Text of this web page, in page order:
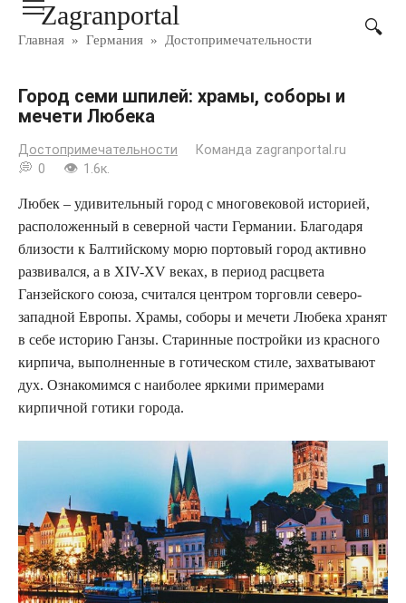
ПерейтиZagranportal
Главная » Германия » Достопримечательности
Город семи шпилей: храмы, соборы и
мечети Любека
Достопримечательности
Команда zagranportal.ru
0
1.6к.
Любек – удивительный город с многовековой историей,
расположенный в северной части Германии. Благодаря
близости к Балтийскому морю портовый город активно
развивался, а в XIV-XV веках, в период расцвета
Ганзейского союза, считался центром торговли северо-
западной Европы. Храмы, соборы и мечети Любека хранят
в себе историю Ганзы. Старинные постройки из красного
кирпича, выполненные в готическом стиле, захватывают
дух. Ознакомимся с наиболее яркими примерами
кирпичной готики города.